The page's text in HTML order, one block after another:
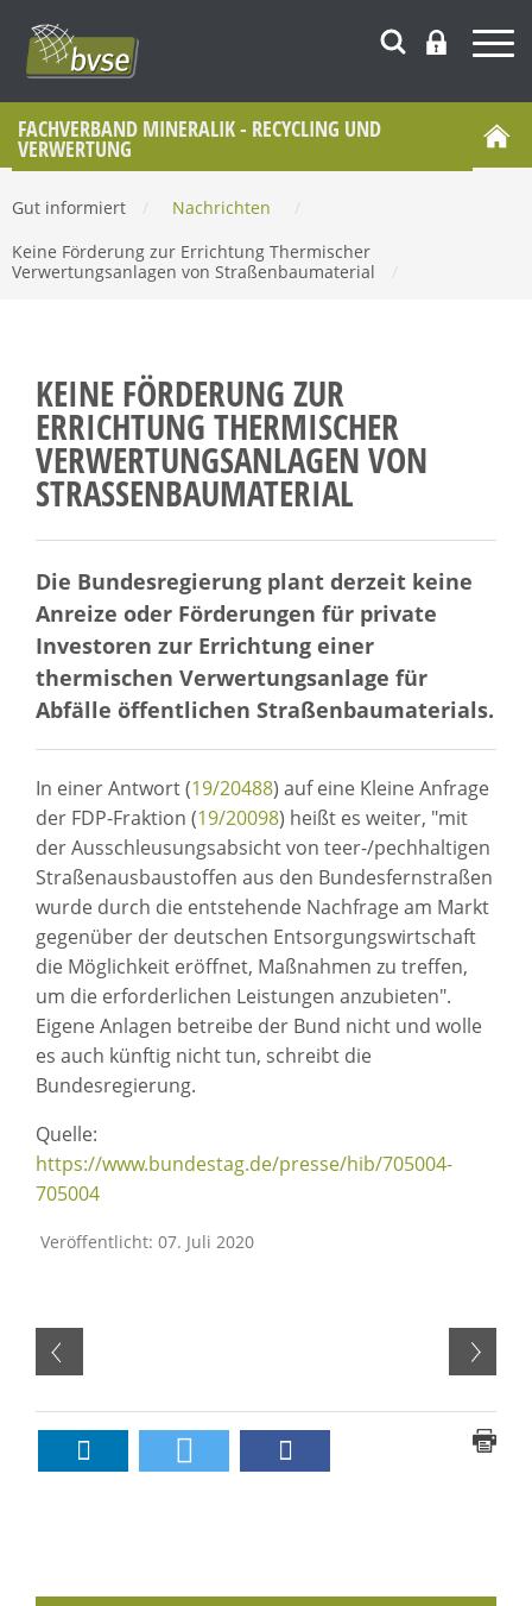
FACHVERBAND MINERALIK - RECYCLING UND
VERWERTUNG
Gut informiert Nachrichten
Keine Förderung zur Errichtung Thermischer
Verwertungsanlagen von Straßenbaumaterial
KEINE FÖRDERUNG ZUR
ERRICHTUNG THERMISCHER
VERWERTUNGSANLAGEN VON
STRASSENBAUMATERIAL
Die Bundesregierung plant derzeit keine
Anreize oder Förderungen für private
Investoren zur Errichtung einer
thermischen Verwertungsanlage für
Abfälle öffentlichen Straßenbaumaterials.
In einer Antwort (19/20488) auf eine Kleine Anfrage
der FDP-Fraktion (19/20098) heißt es weiter, "mit
der Ausschleusungsabsicht von teer-/pechhaltigen
Straßenausbaustoffen aus den Bundesfernstraßen
wurde durch die entstehende Nachfrage am Markt
gegenüber der deutschen Entsorgungswirtschaft
die Möglichkeit eröffnet, Maßnahmen zu treffen,
um die erforderlichen Leistungen anzubieten".
Eigene Anlagen betreibe der Bund nicht und wolle
es auch künftig nicht tun, schreibt die
Bundesregierung.
Quelle:
https://www.bundestag.de/presse/hib/705004-
705004
Veröffentlicht: 07. Juli 2020